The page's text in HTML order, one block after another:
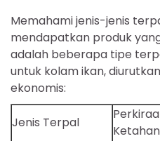
Memahami jenis-jenis
mendapatkan produk
adalah beberapa tipe
untuk kolam ikan,
ekonomis:
Jenis Terpal